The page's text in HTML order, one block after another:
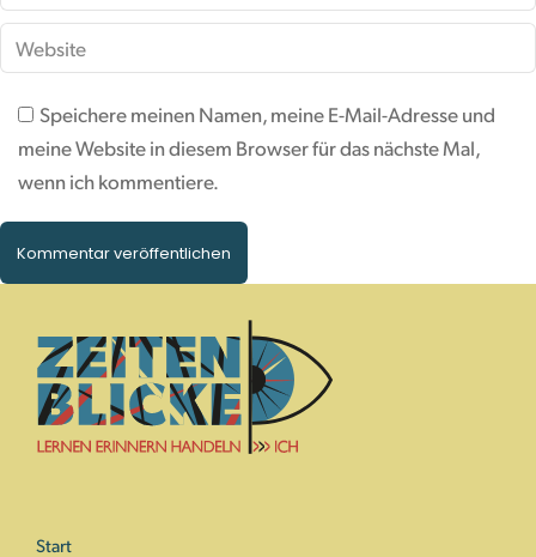
Website
Speichere meinen Namen, meine E-Mail-Adresse und
meine Website in diesem Browser für das nächste Mal,
wenn ich kommentiere.
Kommentar veröffentlichen
Start